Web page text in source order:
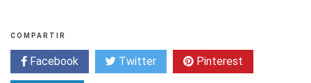
COMPARTIR
Facebook Twitter Pinterest